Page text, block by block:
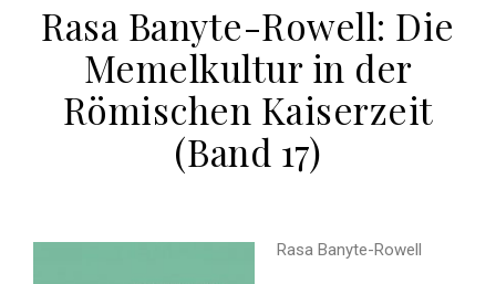
Rasa Banyte-Rowell: Die
Memelkultur in der
Römischen Kaiserzeit
(Band 17)
Rasa Banyte-Rowell